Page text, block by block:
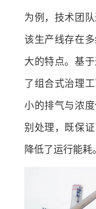
为例，技术团队
该生产线存在
大的特点。基
了组合式治理
小的排气与浓
别处理，既保
降低了运行能耗